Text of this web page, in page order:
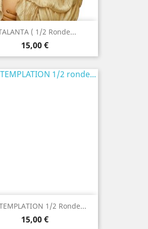
( 1/2 Ronde...
Precio
15,00 €
1/2 Ronde...
Precio
15,00 €